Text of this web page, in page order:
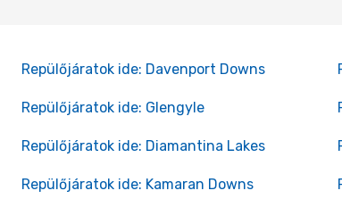
Repülőjáratok ide: Davenport Downs
Repülőjáratok ide: Glengyle
Repülőjáratok ide: Diamantina Lakes
Repülőjáratok ide: Kamaran Downs